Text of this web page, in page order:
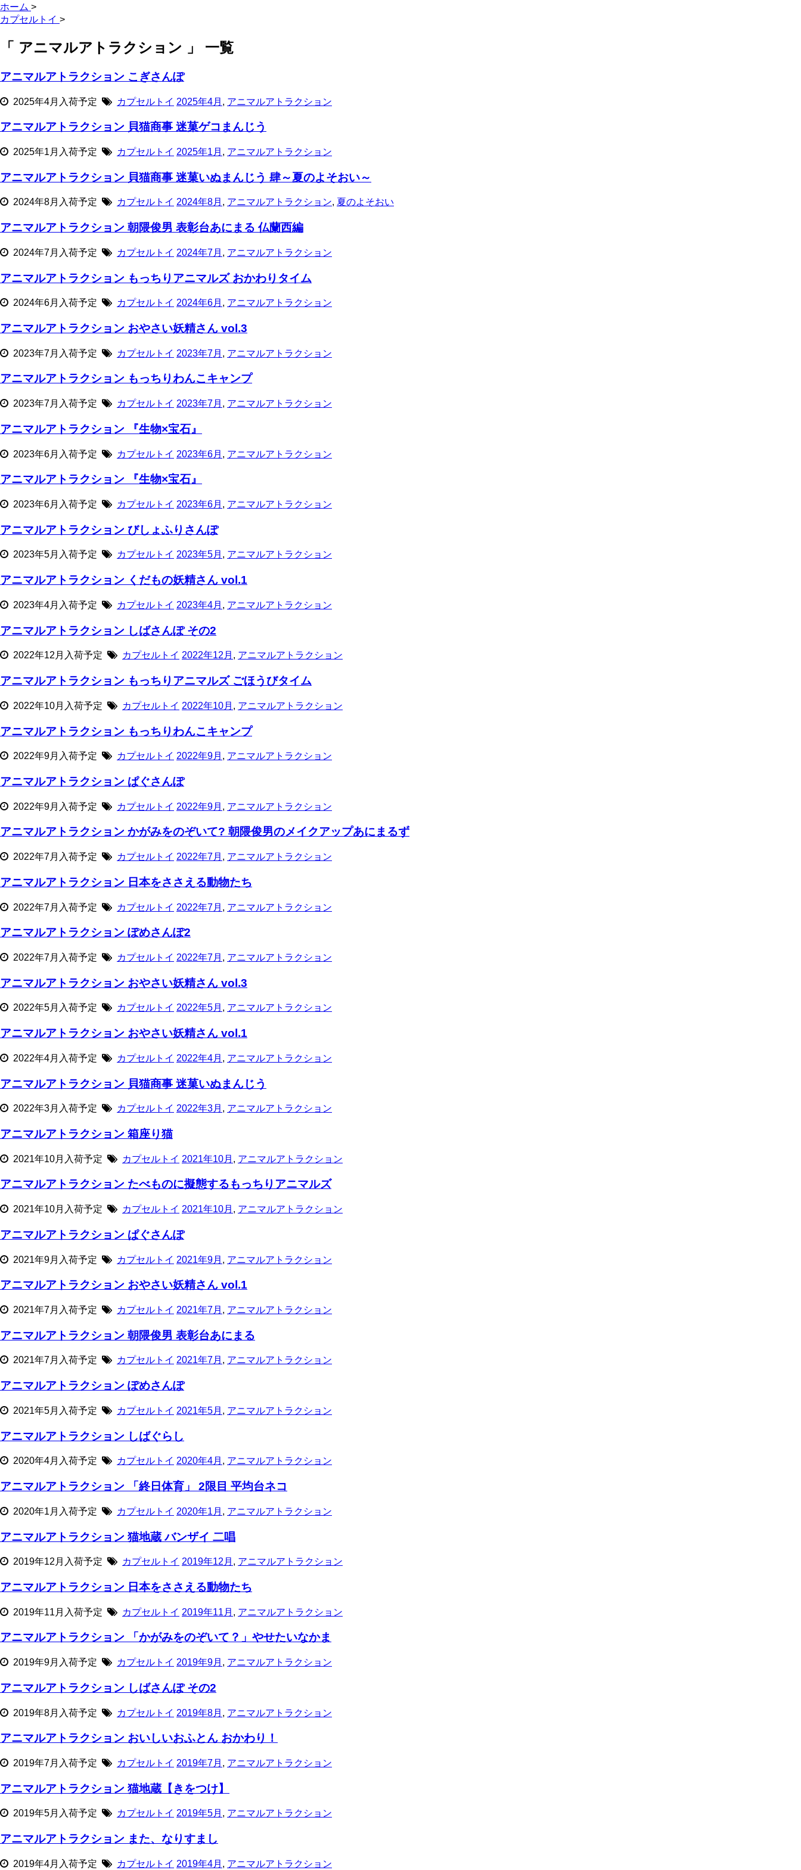
ホーム >
カプセルトイ >
「 アニマルアトラクション 」 一覧
アニマルアトラクション こぎさんぽ
2025年4月入荷予定 カプセルトイ 2025年4月 , アニマルアトラクション
アニマルアトラクション 貝猫商事 迷菓ゲコまんじう
2025年1月入荷予定 カプセルトイ 2025年1月 , アニマルアトラクション
アニマルアトラクション 貝猫商事 迷菓いぬまんじう 肆～夏のよそおい～
2024年8月入荷予定 カプセルトイ 2024年8月 , アニマルアトラクション, 夏のよそおい
アニマルアトラクション 朝隈俊男 表彰台あにまる 仏蘭西編
2024年7月入荷予定 カプセルトイ 2024年7月 , アニマルアトラクション
アニマルアトラクション もっちりアニマルズ おかわりタイム
2024年6月入荷予定 カプセルトイ 2024年6月 , アニマルアトラクション
アニマルアトラクション おやさい妖精さん vol.3
2023年7月入荷予定 カプセルトイ 2023年7月 , アニマルアトラクション
アニマルアトラクション もっちりわんこキャンプ
2023年7月入荷予定 カプセルトイ 2023年7月 , アニマルアトラクション
アニマルアトラクション 『生物×宝石』
2023年6月入荷予定 カプセルトイ 2023年6月 , アニマルアトラクション
アニマルアトラクション 『生物×宝石』
2023年6月入荷予定 カプセルトイ 2023年6月 , アニマルアトラクション
アニマルアトラクション びしょふりさんぽ
2023年5月入荷予定 カプセルトイ 2023年5月 , アニマルアトラクション
アニマルアトラクション くだもの妖精さん vol.1
2023年4月入荷予定 カプセルトイ 2023年4月 , アニマルアトラクション
アニマルアトラクション しばさんぽ その2
2022年12月入荷予定 カプセルトイ 2022年12月 , アニマルアトラクション
アニマルアトラクション もっちりアニマルズ ごほうびタイム
2022年10月入荷予定 カプセルトイ 2022年10月 , アニマルアトラクション
アニマルアトラクション もっちりわんこキャンプ
2022年9月入荷予定 カプセルトイ 2022年9月 , アニマルアトラクション
アニマルアトラクション ぱぐさんぽ
2022年9月入荷予定 カプセルトイ 2022年9月 , アニマルアトラクション
アニマルアトラクション かがみをのぞいて? 朝隈俊男のメイクアップあにまるず
2022年7月入荷予定 カプセルトイ 2022年7月 , アニマルアトラクション
アニマルアトラクション 日本をささえる動物たち
2022年7月入荷予定 カプセルトイ 2022年7月 , アニマルアトラクション
アニマルアトラクション ぽめさんぽ2
2022年7月入荷予定 カプセルトイ 2022年7月 , アニマルアトラクション
アニマルアトラクション おやさい妖精さん vol.3
2022年5月入荷予定 カプセルトイ 2022年5月 , アニマルアトラクション
アニマルアトラクション おやさい妖精さん vol.1
2022年4月入荷予定 カプセルトイ 2022年4月 , アニマルアトラクション
アニマルアトラクション 貝猫商事 迷菓いぬまんじう
2022年3月入荷予定 カプセルトイ 2022年3月 , アニマルアトラクション
アニマルアトラクション 箱座り猫
2021年10月入荷予定 カプセルトイ 2021年10月 , アニマルアトラクション
アニマルアトラクション たべものに擬態するもっちりアニマルズ
2021年10月入荷予定 カプセルトイ 2021年10月 , アニマルアトラクション
アニマルアトラクション ぱぐさんぽ
2021年9月入荷予定 カプセルトイ 2021年9月 , アニマルアトラクション
アニマルアトラクション おやさい妖精さん vol.1
2021年7月入荷予定 カプセルトイ 2021年7月 , アニマルアトラクション
アニマルアトラクション 朝隈俊男 表彰台あにまる
2021年7月入荷予定 カプセルトイ 2021年7月 , アニマルアトラクション
アニマルアトラクション ぽめさんぽ
2021年5月入荷予定 カプセルトイ 2021年5月 , アニマルアトラクション
アニマルアトラクション しばぐらし
2020年4月入荷予定 カプセルトイ 2020年4月 , アニマルアトラクション
アニマルアトラクション 「終日体育」 2限目 平均台ネコ
2020年1月入荷予定 カプセルトイ 2020年1月 , アニマルアトラクション
アニマルアトラクション 猫地蔵 バンザイ 二唱
2019年12月入荷予定 カプセルトイ 2019年12月 , アニマルアトラクション
アニマルアトラクション 日本をささえる動物たち
2019年11月入荷予定 カプセルトイ 2019年11月 , アニマルアトラクション
アニマルアトラクション 「かがみをのぞいて？」やせたいなかま
2019年9月入荷予定 カプセルトイ 2019年9月 , アニマルアトラクション
アニマルアトラクション しばさんぽ その2
2019年8月入荷予定 カプセルトイ 2019年8月 , アニマルアトラクション
アニマルアトラクション おいしいおふとん おかわり！
2019年7月入荷予定 カプセルトイ 2019年7月 , アニマルアトラクション
アニマルアトラクション 猫地蔵【きをつけ】
2019年5月入荷予定 カプセルトイ 2019年5月 , アニマルアトラクション
アニマルアトラクション また、なりすまし
2019年4月入荷予定 カプセルトイ 2019年4月 , アニマルアトラクション